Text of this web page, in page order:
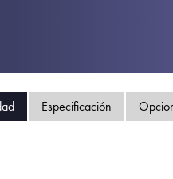
Especificación